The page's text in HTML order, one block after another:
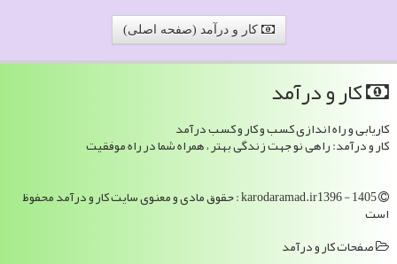
کار و درآمد (صفحه اصلی)
كار و درآمد
کاریابی و راه اندازی کسب و کار و کسب درآمد
کار و درآمد: راهی نو جهت زندگی بهتر ، همراه شما در راه موفقیت
karodaramad.ir1396 - 1405 : حقوق مادی و معنوی سایت كار و درآمد محفوظ
است
صفحات كار و درآمد